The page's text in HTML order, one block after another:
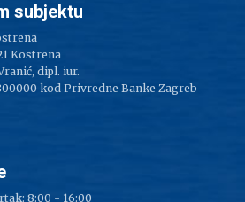
subjektu
Kostrena
dipl. iur.
kod Privredne Banke Zagreb -
8:00 - 16:00